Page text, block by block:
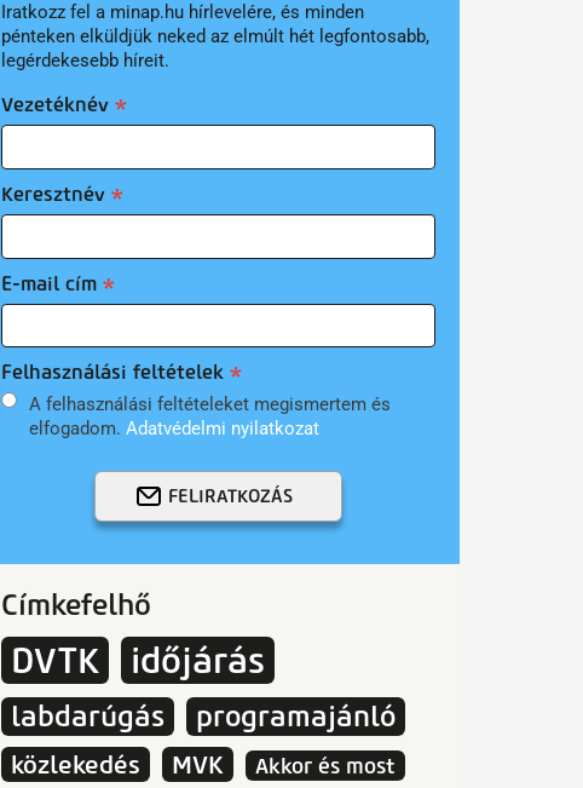
Iratkozz fel a minap.hu hírlevelére, és minden
pénteken elküldjük neked az elmúlt hét legfontosabb,
legérdekesebb híreit.
Vezetéknév
Keresztnév
E-mail cím
Felhasználási feltételek
A felhasználási feltételeket megismertem és
elfogadom. Adatvédelmi nyilatkozat
FELIRATKOZÁS
Címkefelhő
DVTK időjárás
labdarúgás programajánló
közlekedés MVK
Akkor és most